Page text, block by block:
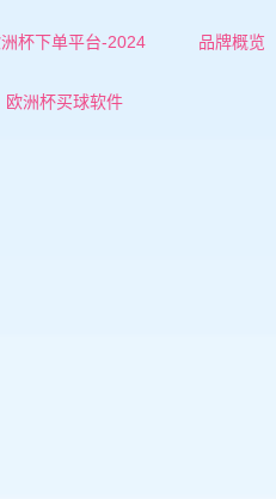
杯下单平台-2024
欧洲杯买球软件
品牌概览